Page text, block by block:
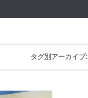
タグ別アーカイブ: